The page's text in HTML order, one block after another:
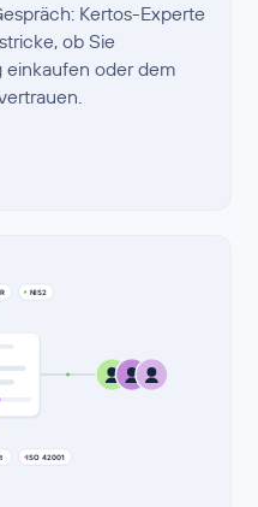
Kertos-Experte
ob Sie
oder dem